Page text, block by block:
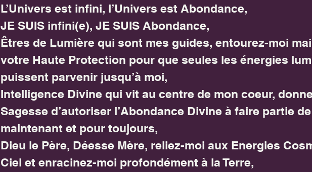
L’Univers est infini, l’Univers est Abondance,
JE SUIS infini(e), JE SUIS Abondance,
Êtres de Lumière qui sont mes guides, entourez-moi
votre Haute Protection pour que seules les énergies
puissent parvenir jusqu’à moi,
Intelligence Divine qui vit au centre de mon coeur,
Sagesse d’autoriser l’Abondance Divine à faire partie
maintenant et pour toujours,
Dieu le Père, Déesse Mère, reliez-moi aux Energies
Ciel et enracinez-moi profondément à la Terre,